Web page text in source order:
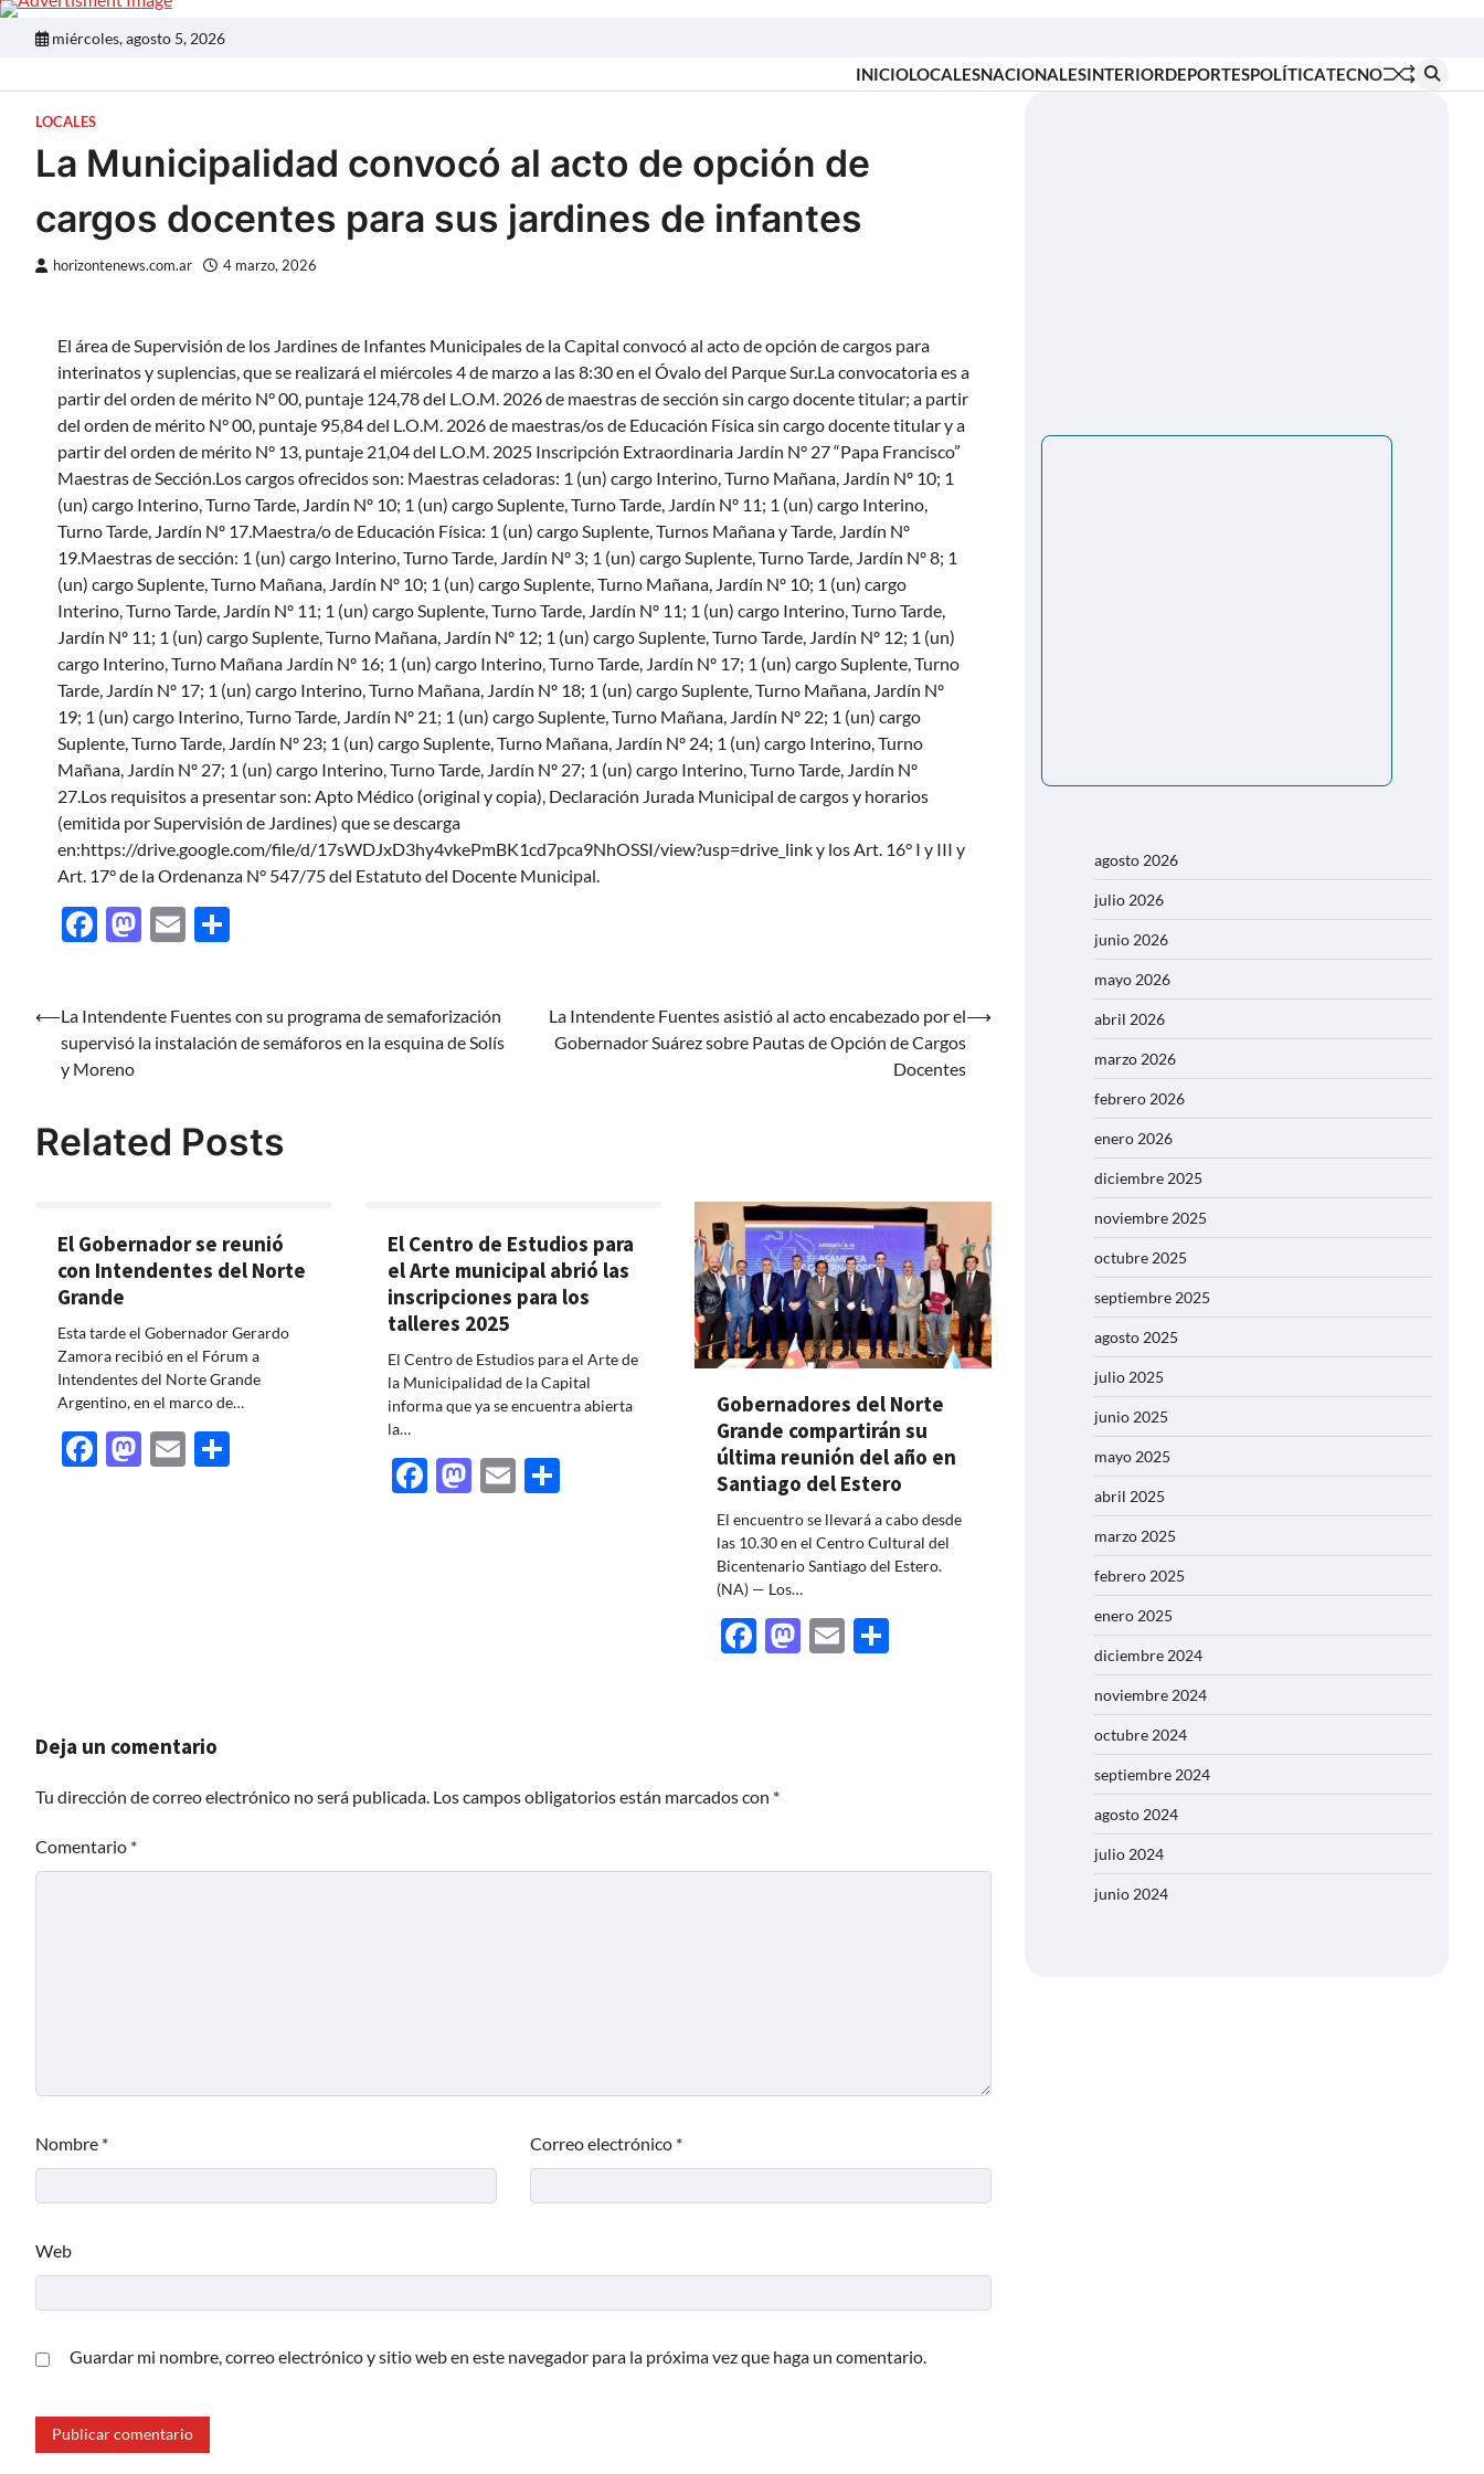
Skip
miércoles, agosto 5, 2026
INICIOLOCALESNACIONALESINTERIORDEPORTESPOLÍTICATECNO
LOCALES
La Municipalidad convocó al acto de opción de
cargos docentes para sus jardines de infantes
horizontenews.com.ar 4 marzo, 2026
El área de Supervisión de los Jardines de Infantes Municipales de la Capital convocó al acto de opción de cargos para
interinatos y suplencias, que se realizará el miércoles 4 de marzo a las 8:30 en el Óvalo del Parque Sur.La convocatoria es a
partir del orden de mérito N° 00, puntaje 124,78 del L.O.M. 2026 de maestras de sección sin cargo docente titular; a partir
del orden de mérito N° 00, puntaje 95,84 del L.O.M. 2026 de maestras/os de Educación Física sin cargo docente titular y a
partir del orden de mérito N° 13, puntaje 21,04 del L.O.M. 2025 Inscripción Extraordinaria Jardín N° 27 “Papa Francisco”
Maestras de Sección.Los cargos ofrecidos son: Maestras celadoras: 1 (un) cargo Interino, Turno Mañana, Jardín Nº 10; 1
(un) cargo Interino, Turno Tarde, Jardín Nº 10; 1 (un) cargo Suplente, Turno Tarde, Jardín Nº 11; 1 (un) cargo Interino,
Turno Tarde, Jardín Nº 17.Maestra/o de Educación Física: 1 (un) cargo Suplente, Turnos Mañana y Tarde, Jardín Nº
19.Maestras de sección: 1 (un) cargo Interino, Turno Tarde, Jardín Nº 3; 1 (un) cargo Suplente, Turno Tarde, Jardín Nº 8; 1
(un) cargo Suplente, Turno Mañana, Jardín Nº 10; 1 (un) cargo Suplente, Turno Mañana, Jardín Nº 10; 1 (un) cargo
Interino, Turno Tarde, Jardín Nº 11; 1 (un) cargo Suplente, Turno Tarde, Jardín Nº 11; 1 (un) cargo Interino, Turno Tarde,
Jardín Nº 11; 1 (un) cargo Suplente, Turno Mañana, Jardín Nº 12; 1 (un) cargo Suplente, Turno Tarde, Jardín Nº 12; 1 (un)
cargo Interino, Turno Mañana Jardín Nº 16; 1 (un) cargo Interino, Turno Tarde, Jardín Nº 17; 1 (un) cargo Suplente, Turno
Tarde, Jardín Nº 17; 1 (un) cargo Interino, Turno Mañana, Jardín Nº 18; 1 (un) cargo Suplente, Turno Mañana, Jardín Nº
19; 1 (un) cargo Interino, Turno Tarde, Jardín Nº 21; 1 (un) cargo Suplente, Turno Mañana, Jardín Nº 22; 1 (un) cargo
Suplente, Turno Tarde, Jardín Nº 23; 1 (un) cargo Suplente, Turno Mañana, Jardín Nº 24; 1 (un) cargo Interino, Turno
Mañana, Jardín Nº 27; 1 (un) cargo Interino, Turno Tarde, Jardín Nº 27; 1 (un) cargo Interino, Turno Tarde, Jardín Nº
27.Los requisitos a presentar son: Apto Médico (original y copia), Declaración Jurada Municipal de cargos y horarios
(emitida por Supervisión de Jardines) que se descarga
en:https://drive.google.com/file/d/17sWDJxD3hy4vkePmBK1cd7pca9NhOSSI/view?usp=drive_link y los Art. 16° I y III y
Art. 17° de la Ordenanza N° 547/75 del Estatuto del Docente Municipal.
Facebook
Mastodon
Email
Navegación
entradas
⟵La Intendente Fuentes con su programa de semaforización
supervisó la instalación de semáforos en la esquina de Solís
y Moreno
La Intendente Fuentes asistió al acto encabezado por el
Gobernador Suárez sobre Pautas de Opción de Cargos
Docentes
⟶
Related Posts
El Gobernador se reunió
con Intendentes del Norte
Grande
Esta tarde el Gobernador Gerardo
Zamora recibió en el Fórum a
Intendentes del Norte Grande
Argentino, en el marco de…
Facebook
Mastodon
Email
El Centro de Estudios para
el Arte municipal abrió las
inscripciones para los
talleres 2025
El Centro de Estudios para el Arte de
la Municipalidad de la Capital
informa que ya se encuentra abierta
la…
Facebook
Mastodon
EmailShare
Gobernadores del Norte
Grande compartirán su
última reunión del año en
Santiago del Estero
El encuentro se llevará a cabo desde
las 10.30 en el Centro Cultural del
Bicentenario Santiago del Estero.
(NA) — Los…
Facebook
Mastodon
Email
Deja un comentario
Tu dirección de correo electrónico no será publicada. Los campos obligatorios están marcados con *
Comentario *
Nombre * Correo electrónico *
Web
Guardar mi nombre, correo electrónico y sitio web en este navegador para la próxima vez que haga un comentario.
agosto 2026
julio 2026
junio 2026
mayo 2026
abril 2026
marzo 2026
febrero 2026
enero 2026
diciembre 2025
noviembre 2025
octubre 2025
septiembre 2025
agosto 2025
julio 2025
junio 2025
mayo 2025
abril 2025
marzo 2025
febrero 2025
enero 2025
diciembre 2024
noviembre 2024
octubre 2024
septiembre 2024
agosto 2024
julio 2024
junio 2024